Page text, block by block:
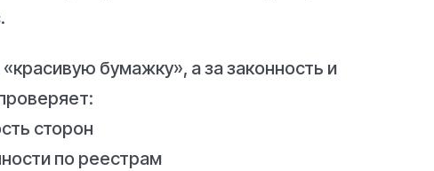
бумажку», а за законность и
сторон
по реестрам